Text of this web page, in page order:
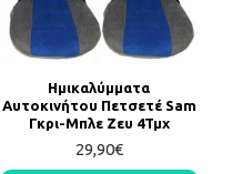
Ημικαλύμματα
Αυτοκινήτου Πετσετέ Sam
Γκρι-Μπλε Ζευ 4Τμχ
29,90€